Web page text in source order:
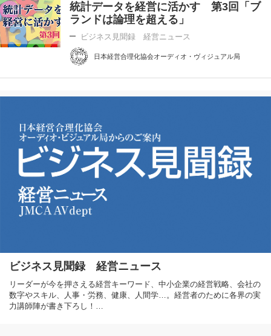
統計データを経営に活かす 第3回「ブ
ランドは論理を超える」
ビジネス見聞録 経営ニュース
日本経営合理化協会オーディオ・ヴィジュアル局
ビジネス見聞録 経営ニュース
リーダーが今を押さえる経営キーワード、中小企業の経営戦略、会社の
数字やスキル、人事・労務、健康、人間学…。経営者のために各界の実
力講師陣が書き下ろし！…